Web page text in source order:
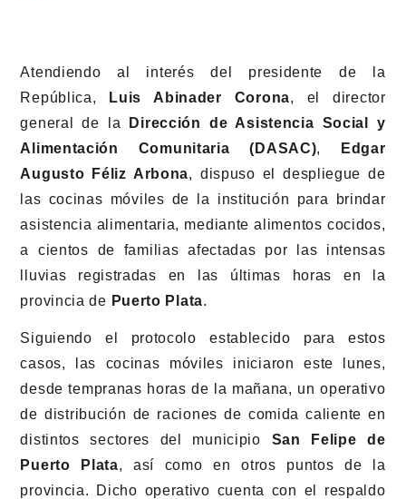
Atendiendo al interés del presidente de la
República,
Luis Abinader Corona, el director
general de la
Dirección de Asistencia Social y
Alimentación Comunitaria (DASAC),
Edgar
Augusto Féliz Arbona, dispuso el despliegue de
las cocinas móviles de la institución para brindar
asistencia alimentaria, mediante alimentos cocidos,
a cientos de familias afectadas por las intensas
lluvias registradas en las últimas horas en la
provincia de Puerto Plata.
Siguiendo el protocolo establecido para estos
casos, las cocinas móviles iniciaron este lunes,
desde tempranas horas de la mañana, un operativo
de distribución de raciones de comida caliente en
distintos sectores del municipio San Felipe de
Puerto Plata, así como en otros puntos de la
provincia. Dicho operativo cuenta con el respaldo